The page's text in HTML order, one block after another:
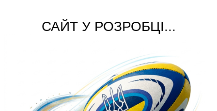
САЙТ У РОЗРОБЦІ...